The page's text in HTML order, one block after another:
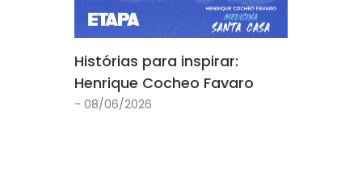
Histórias para inspirar:
Henrique Cocheo Favaro
- 08/06/2026